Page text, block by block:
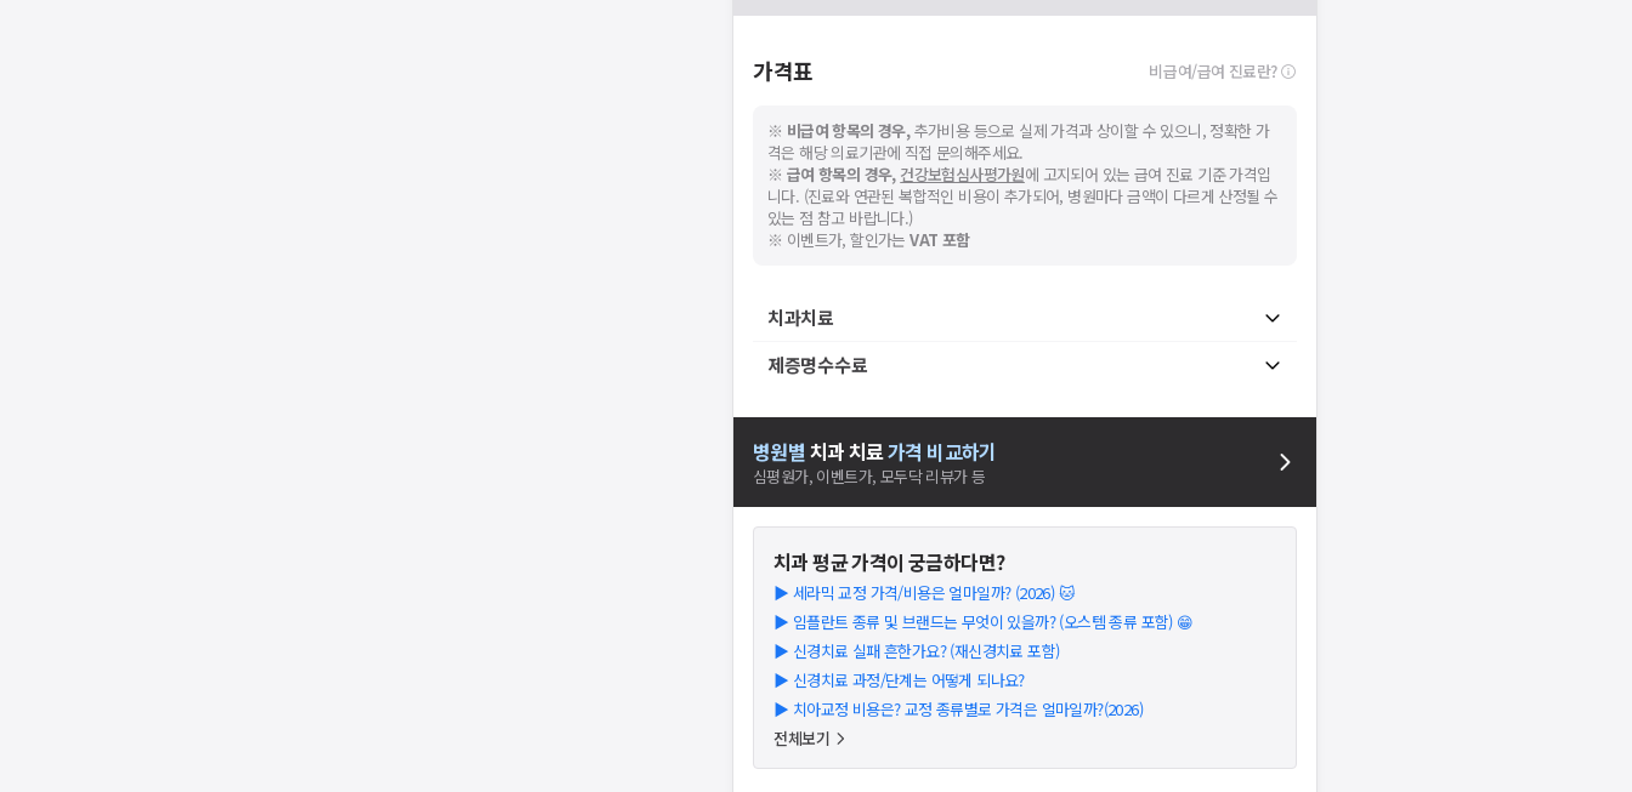
가격표 비급여/급여 진료란?
※ 비급여 항목의 경우,추가비용 등으로 실제 가격과 상이할 수 있으니, 정확한 가
격은 해당 의료기관에 직접 문의해주세요.
※ 급여 항목의 경우, 건강보험심사평가원에 고지되어 있는 급여 진료 기준 가격입
니다. (진료와 연관된 복합적인 비용이 추가되어, 병원마다 금액이 다르게 산정될 수
있는 점 참고 바랍니다.)
※ 이벤트가, 할인가는VAT 포함
치과치료
제증명수수료
병원별 치과치료가격 비교하기
심평원가, 이벤트가, 모두닥 리뷰가 등
치과평균 가격이 궁금하다면?
▶ 세라믹 교정 가격/비용은 얼마일까? (2026) 🐱
▶ 임플란트 종류 및 브랜드는 무엇이 있을까? (오스템 종류 포함) 😁
▶ 신경치료 실패 흔한가요? (재신경치료 포함)
▶ 신경치료 과정/단계는 어떻게 되나요?
▶ 치아교정 비용은? 교정 종류별로 가격은 얼마일까?(2026)
전체보기